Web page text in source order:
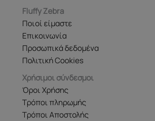
Fluffy Zebra
Ποιοί είμαστε
Επικοινωνία
Προσωπικά δεδομένα
Πολιτική Cookies
Χρήσιμοι σύνδεσμοι
Όροι Χρήσης
Τρόποι πληρωμής
Τρόποι Αποστολής